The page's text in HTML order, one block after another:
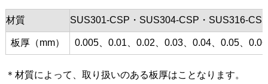
材質 SUS301-CSP・SUS304-CSP・SUS316-
板厚（mm） 0.005、0.01、0.02、0.03、0.04、0.05、
＊材質によって、取り扱いのある板厚はことなります。